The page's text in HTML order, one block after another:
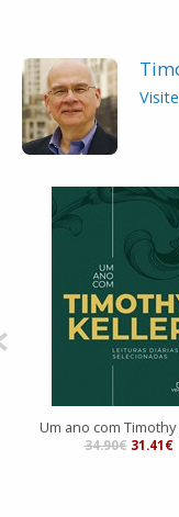
Um ano com
34.90€ 31.41€